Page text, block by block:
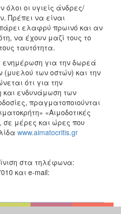
οι υγιείς άνδρες/
Πρέπει να είναι
ελαφρύ πρωινό και αν
να έχουν μαζί τους το
ταυτότητα.
για την δωρεά
(μυελού των οστών) και την
ότι για την
ενδυνάμωση των
πραγματοποιούνται
«Αιμοδοτικές
σε μέρες και ώρες που
www.aimatocritis.gr
στα τηλέφωνα:
και e-mail: